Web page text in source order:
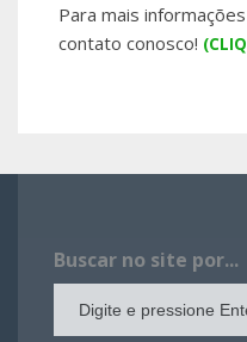
Para mais
contato conosco!
Buscar no site por...